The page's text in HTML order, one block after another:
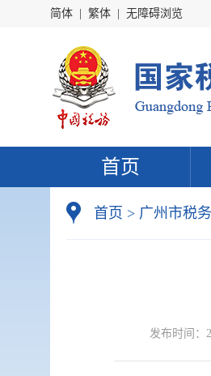
简体 繁体 无障碍浏览
首页
首页 > 广州市税
发布时间：